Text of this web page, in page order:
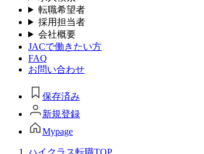
転職希望者
採用担当者
会社概要
JACで働きたい方
FAQ
お問い合わせ
保存済み
新規登録
Mypage
ハイクラス転職TOP